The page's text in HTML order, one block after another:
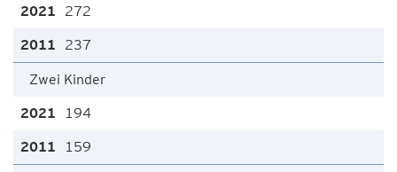
272
237
Zwei Kinder
194
159